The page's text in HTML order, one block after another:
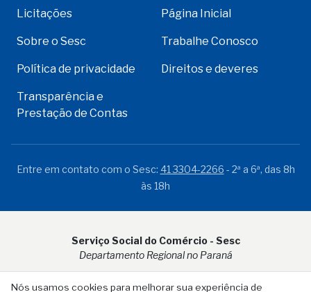
Nós usamos cookies para melhorar sua experiência de
Licitações Página Inicial
Sobre o Sesc Trabalhe Conosco
Política de privacidade Direitos e deveres
Transparência e
Prestação de Contas
Entre em contato com o Sesc: 41 3304-2266 - 2ª a 6ª, das 8h
às 18h
Serviço Social do Comércio - Sesc
Departamento Regional no Paraná
Rua Visconde do Rio Branco, 931 - CEP 80.410-001 - Curitiba -
PR